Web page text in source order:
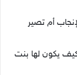
أم تصير
يكون لها بنت